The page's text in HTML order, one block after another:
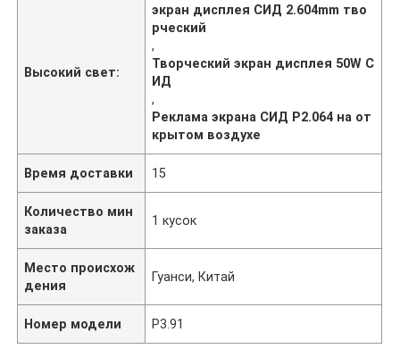
Высокий свет:
экран дисплея СИД 2.604mm тво
рческий
,
Творческий экран дисплея 50W С
ИД
,
Реклама экрана СИД P2.064 на от
крытом воздухе
Время доставки 15
Количество мин
заказа
1 кусок
Место происхож
дения
Гуанси, Китай
Номер модели P3.91